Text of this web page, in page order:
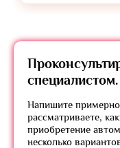
специалистом.
Напишите
рассматриваете,
приобретение
несколько